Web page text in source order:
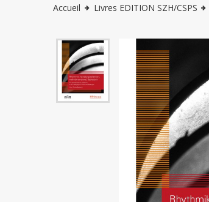
Accueil Livres EDITION SZH/CSPS